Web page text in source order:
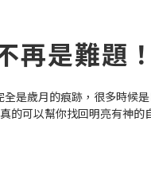
再是難題！
是歲月的痕跡，很多時
的可以幫你找回明亮有神的